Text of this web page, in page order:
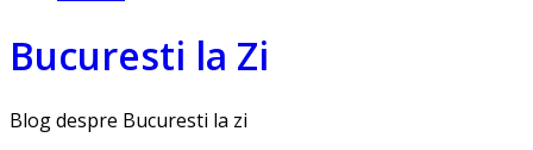
Bucuresti la Zi
Blog despre Bucuresti la zi